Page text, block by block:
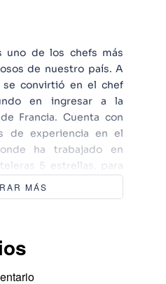
uno de los chefs más
de nuestro país. A
se convirtió en el chef
en ingresar a la
Francia. Cuenta con
de experiencia en el
ha trabajado en
5 estrellas, para
como Alex
como profesor en las
brinda asorías en
Famosos, de Latina.
MÁS